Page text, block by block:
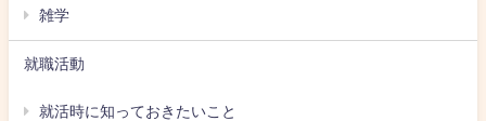
雑学
就職活動
就活時に知っておきたいこと